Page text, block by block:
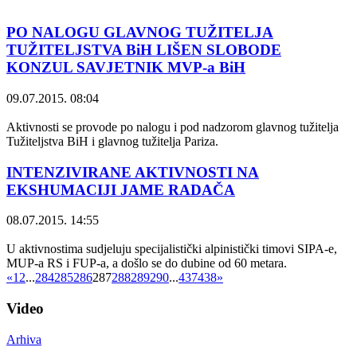
PO NALOGU GLAVNOG TUŽITELJA
TUŽITELJSTVA BiH LIŠEN SLOBODE
KONZUL SAVJETNIK MVP-a BiH
09.07.2015. 08:04
Aktivnosti se provode po nalogu i pod nadzorom glavnog tužitelja
Tužiteljstva BiH i glavnog tužitelja Pariza.
INTENZIVIRANE AKTIVNOSTI NA
EKSHUMACIJI JAME RADAČA
08.07.2015. 14:55
U aktivnostima sudjeluju specijalistički alpinistički timovi SIPA-e,
MUP-a RS i FUP-a, a došlo se do dubine od 60 metara.
«12...284285286287288289290...437438»
Video
Arhiva